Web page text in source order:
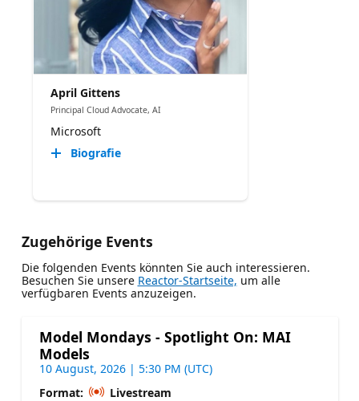
April Gittens
Principal Cloud Advocate, AI
Microsoft
Biografie
Zugehörige Events
Die folgenden Events könnten Sie auch interessieren.
Besuchen Sie unsere Reactor-Startseite, um alle
verfügbaren Events anzuzeigen.
Model Mondays - Spotlight On: MAI
Models
10 August, 2026 | 5:30 PM (UTC)
Format:
Livestream